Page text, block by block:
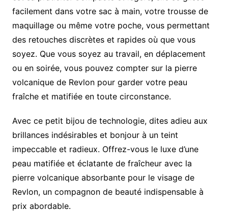
facilement dans votre sac à main, votre trousse de
maquillage ou même votre poche, vous permettant
des retouches discrètes et rapides où que vous
soyez. Que vous soyez au travail, en déplacement
ou en soirée, vous pouvez compter sur la pierre
volcanique de Revlon pour garder votre peau
fraîche et matifiée en toute circonstance.
Avec ce petit bijou de technologie, dites adieu aux
brillances indésirables et bonjour à un teint
impeccable et radieux. Offrez-vous le luxe d’une
peau matifiée et éclatante de fraîcheur avec la
pierre volcanique absorbante pour le visage de
Revlon, un compagnon de beauté indispensable à
prix abordable.